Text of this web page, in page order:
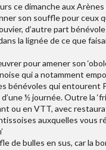
ce dimanche aux
son souffle pour
d’autre part
la lignée de ce que
pour amener son
qui a notamment
bénévoles qui entourent
½ journée. Outre la
ou en VTT, avec
auxquelles
de bulles en sus, car la